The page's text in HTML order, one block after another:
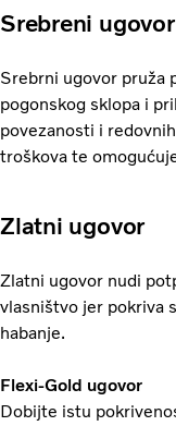
Srebreni ugovor
Srebrni ugovor pruža
pogonskog sklopa i
povezanosti i
troškova te
Zlatni ugovor
Zlatni ugovor nudi
vlasništvo jer pokriva
habanje.
Flexi-Gold ugovor
Dobijte istu